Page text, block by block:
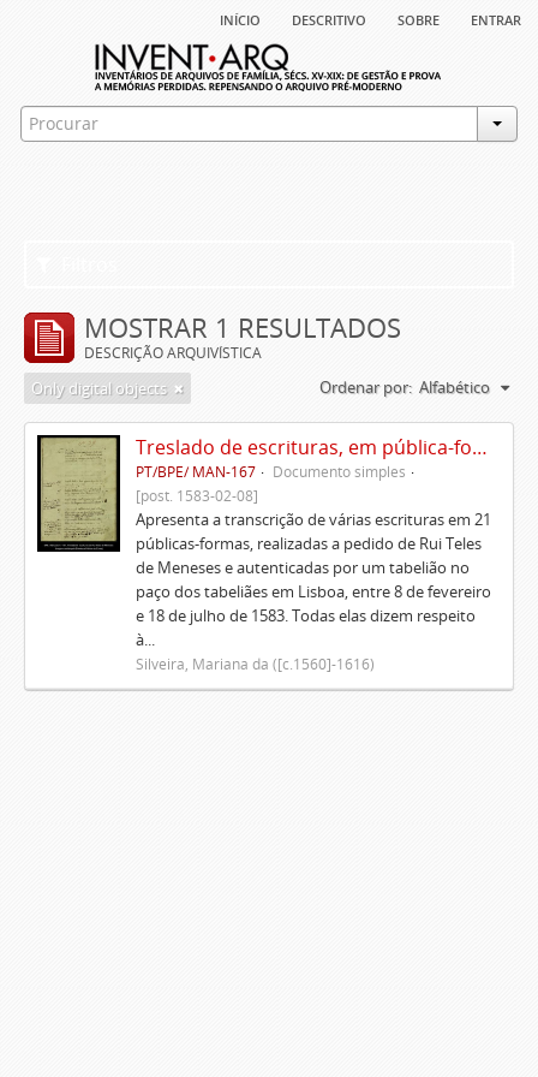
início descritivo sobre entrar
MOSTRAR 1 RESULTADOS
DESCRIÇÃO ARQUIVÍSTICA
Only digital objects Ordenar por: Alfabético
Treslado de escrituras, em pública-forma, de Rui Teles de Meneses
PT/BPE/ MAN-167
Documento simples
[post. 1583-02-08]
Apresenta a transcrição de várias escrituras em 21
públicas-formas, realizadas a pedido de Rui Teles
de Meneses e autenticadas por um tabelião no
paço dos tabeliães em Lisboa, entre 8 de fevereiro
e 18 de julho de 1583. Todas elas dizem respeito
à...
Silveira, Mariana da ([c.1560]-1616)